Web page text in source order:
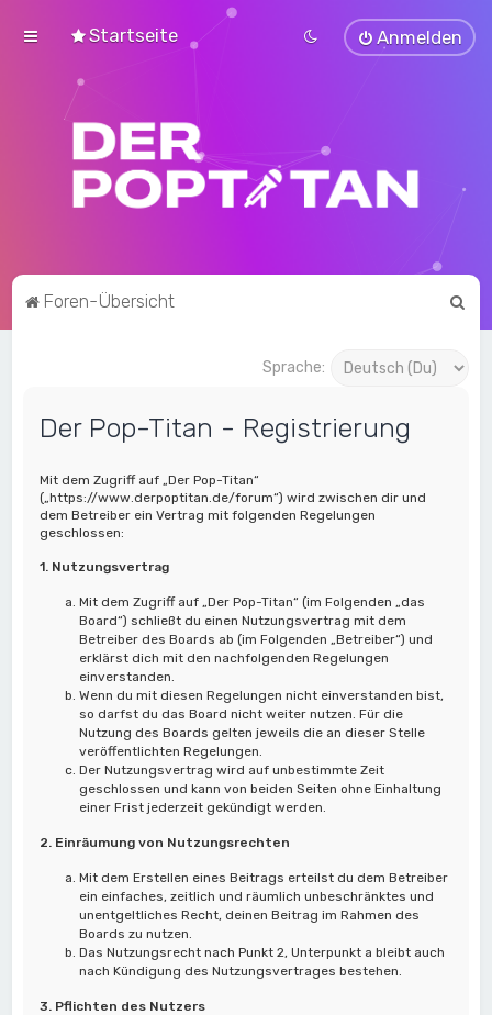
Startseite Anmelden
Foren-Übersicht
Sprache:
Der Pop-Titan - Registrierung
Mit dem Zugriff auf „Der Pop-Titan“
(„https://www.derpoptitan.de/forum“) wird zwischen dir und
dem Betreiber ein Vertrag mit folgenden Regelungen
geschlossen:
1. Nutzungsvertrag
Mit dem Zugriff auf „Der Pop-Titan“ (im Folgenden „das
Board“) schließt du einen Nutzungsvertrag mit dem
Betreiber des Boards ab (im Folgenden „Betreiber“) und
erklärst dich mit den nachfolgenden Regelungen
einverstanden.
Wenn du mit diesen Regelungen nicht einverstanden bist,
so darfst du das Board nicht weiter nutzen. Für die
Nutzung des Boards gelten jeweils die an dieser Stelle
veröffentlichten Regelungen.
Der Nutzungsvertrag wird auf unbestimmte Zeit
geschlossen und kann von beiden Seiten ohne Einhaltung
einer Frist jederzeit gekündigt werden.
2. Einräumung von Nutzungsrechten
Mit dem Erstellen eines Beitrags erteilst du dem Betreiber
ein einfaches, zeitlich und räumlich unbeschränktes und
unentgeltliches Recht, deinen Beitrag im Rahmen des
Boards zu nutzen.
Das Nutzungsrecht nach Punkt 2, Unterpunkt a bleibt auch
nach Kündigung des Nutzungsvertrages bestehen.
3. Pflichten des Nutzers